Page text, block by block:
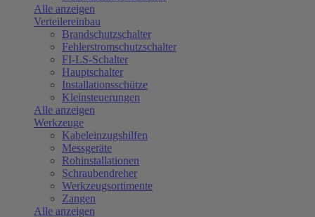
Alle anzeigen
Verteilereinbau
Brandschutzschalter
Fehlerstromschutzschalter
FI-LS-Schalter
Hauptschalter
Installationsschütze
Kleinsteuerungen
Alle anzeigen
Werkzeuge
Kabeleinzugshilfen
Messgeräte
Rohinstallationen
Schraubendreher
Werkzeugsortimente
Zangen
Alle anzeigen